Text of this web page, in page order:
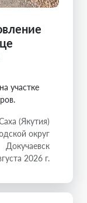
участке
(Якутия)
округ
Докучаевск
2026 г.